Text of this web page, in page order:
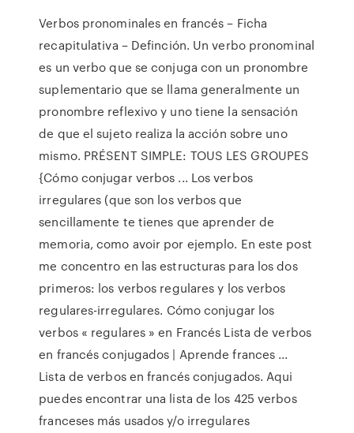
Verbos pronominales en francés – Ficha
recapitulativa – Definción. Un verbo pronominal
es un verbo que se conjuga con un pronombre
suplementario que se llama generalmente un
pronombre reflexivo y uno tiene la sensación
de que el sujeto realiza la acción sobre uno
mismo. PRÉSENT SIMPLE: TOUS LES GROUPES
{Cómo conjugar verbos ... Los verbos
irregulares (que son los verbos que
sencillamente te tienes que aprender de
memoria, como avoir por ejemplo. En este post
me concentro en las estructuras para los dos
primeros: los verbos regulares y los verbos
regulares-irregulares. Cómo conjugar los
verbos « regulares » en Francés Lista de verbos
en francés conjugados | Aprende frances ...
Lista de verbos en francés conjugados. Aqui
puedes encontrar una lista de los 425 verbos
franceses más usados y/o irregulares